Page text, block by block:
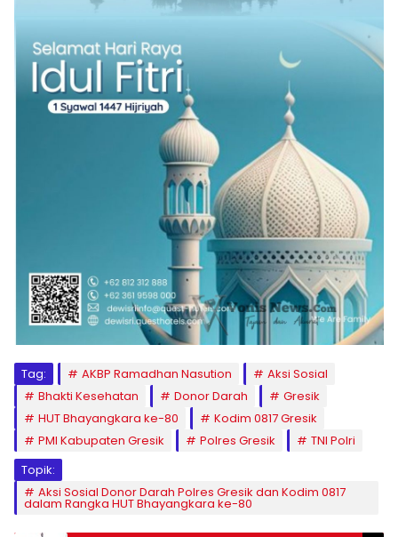
Tag: AKBP Ramadhan Nasution
Aksi Sosial
Bhakti Kesehatan
Donor Darah
Gresik
HUT Bhayangkara ke-80
Kodim 0817 Gresik
PMI Kabupaten Gresik
Polres Gresik
TNI Polri
Topik:
Aksi Sosial Donor Darah Polres Gresik dan Kodim 0817
dalam Rangka HUT Bhayangkara ke-80